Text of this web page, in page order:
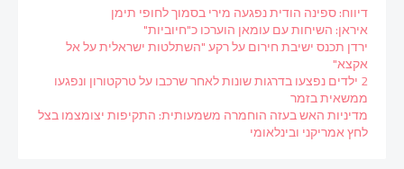
דיווח: ספינה הודית נפגעה מירי בסמוך לחופי תימן
איראן: השיחות עם עומאן הוערכו כ"חיוביות"
ירדן תכנס ישיבת חירום על רקע "השתלטות ישראלית על אל
אקצא"
2 ילדים נפצעו בדרגות שונות לאחר שרכבו על טרקטורון ונפגעו
ממשאית בזמר
מדיניות האש בעזה הוחמרה משמעותית: התקיפות יצומצמו בצל
לחץ אמריקני ובינלאומי